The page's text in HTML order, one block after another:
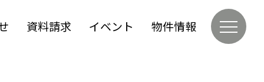
資料請求 イベント 物件情報